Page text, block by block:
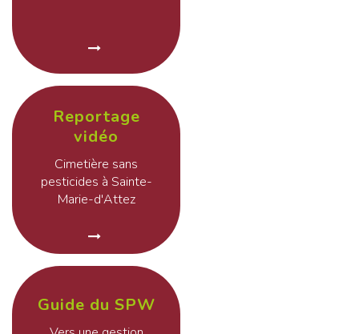
Reportage
vidéo
Cimetière sans
pesticides à Sainte-
Marie-d'Attez
Guide du SPW